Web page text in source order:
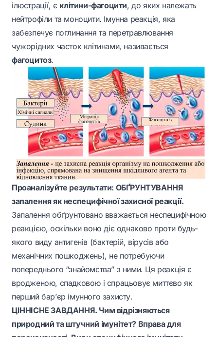
ілюстрації, є клітини-фагоцити, до яких належать
нейтрофіли та моноцити. Імунна реакція, яка
забезпечує поглинання та перетравлювання
чужорідних часток клітинами, називається
фагоцитоз.
Проаналізуйте результати: ОБҐРУНТУВАННЯ
запалення як неспецифічної захисної реакції.
Запалення обґрунтовано вважається неспецифічною
реакцією, оскільки воно діє однаково проти будь-
якого виду антигенів (бактерій, вірусів або
механічних пошкоджень), не потребуючи
попереднього “знайомства” з ними. Ця реакція є
вродженою, спадковою і спрацьовує миттєво як
перший бар’єр імунного захисту.
ЦІННІСНЕ ЗАВДАННЯ. Чим відрізняються
природний та штучний імунітет? Вправа для